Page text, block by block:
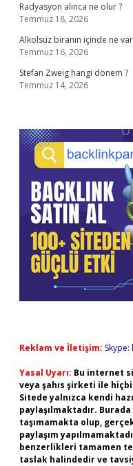
Radyasyon alınca ne olur ?
Temmuz 18, 2026
Alkolsüz biranın içinde ne
Temmuz 16, 2026
Stefan Zweig hangi dönem ?
Temmuz 14, 2026
Reklam ve İletişim:
Yasal Uyarı: Bu internet
veya şahıs şirketi ile
Sitede yalnızca kendi
paylaşılmaktadır.
taşımamakta olup,
paylaşım
benzerlikleri tamamen
taslak halindedir ve